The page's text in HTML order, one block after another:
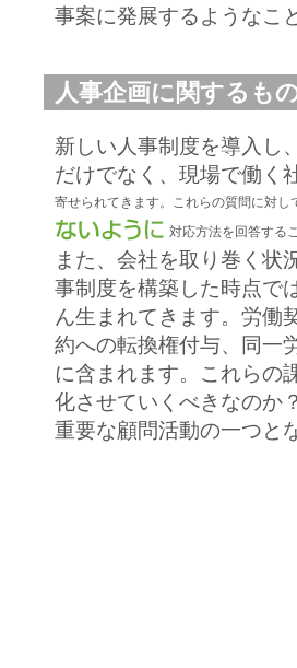
事案に発展するようなこ
人事企画に関するも
新しい人事制度を導入し
だけでなく、現場で働く
寄せられてきます。これらの質問に対し
対応方法を回答する
また、会社を取り巻く状
事制度を構築した時点で
ん生まれてきます。労働
約への転換権付与、同一
に含まれます。これらの
化させていくべきなのか
重要な顧問活動の一つと